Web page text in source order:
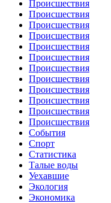
Происшествия
Происшествия
Происшествия
Происшествия
Происшествия
Происшествия
Происшествия
Происшествия
Происшествия
Происшествия
Происшествия
Происшествия
События
Спорт
Статистика
Талые воды
Уехавшие
Экология
Экономика